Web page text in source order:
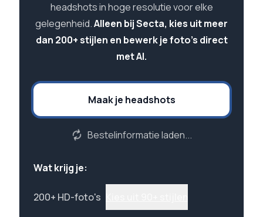
headshots in hoge resolutie voor elke
gelegenheid.Alleen bij Secta, kies uit meer
dan 200+ stijlen en bewerk je foto's direct
met AI.
Maak je headshots
Bestelinformatie laden...
Wat krijg je:
200+ HD-foto's